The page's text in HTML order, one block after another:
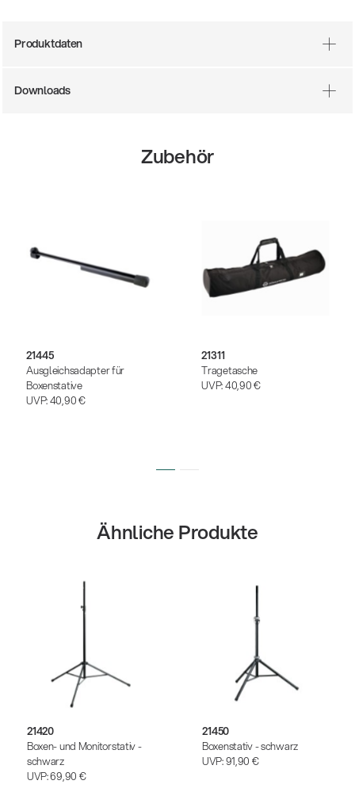
Produkte
Produktdaten
Downloads
Zubehör
21445
Ausgleichsadapter für
Boxenstative
UVP:40,90 €
21311
Tragetasche
UVP:40,90 €
Ähnliche Produkte
21420
Boxen- und Monitorstativ -
schwarz
UVP:69,90 €
21450
Boxenstativ - schwarz
UVP:91,90 €